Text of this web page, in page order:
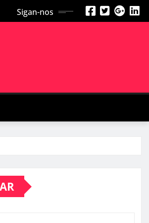
Sigan-nos